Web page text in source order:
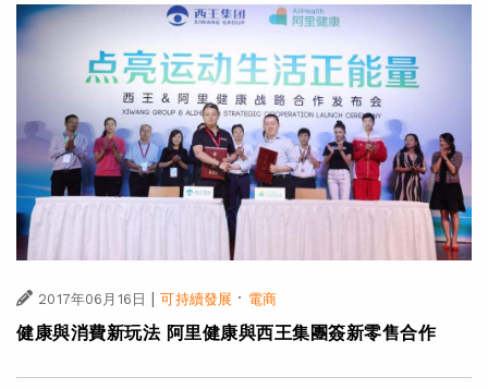
2017年06月16日 | 可持續發展 · 電商
健康與消費新玩法 阿里健康與西王集團簽新零售合作